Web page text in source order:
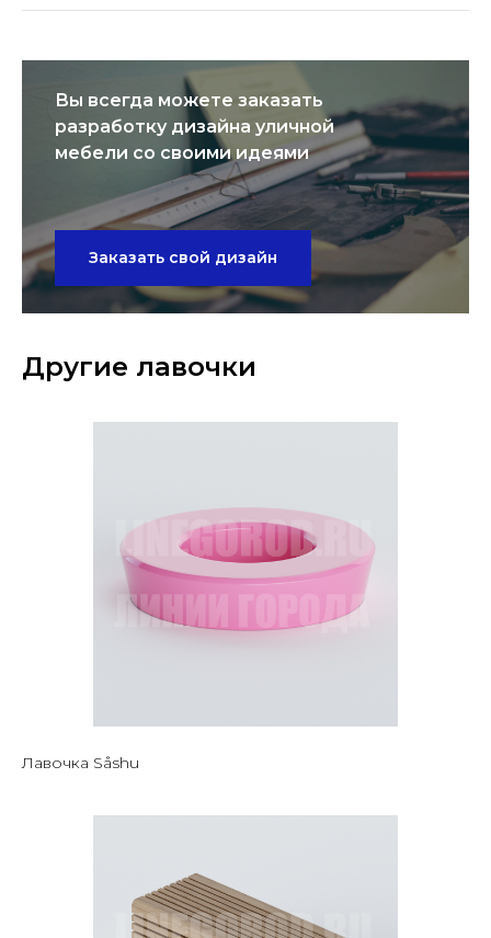
Вы всегда можете заказать
разработку дизайна уличной
мебели со своими идеями
Заказать свой дизайн
Другие лавочки
Лавочка Såshu